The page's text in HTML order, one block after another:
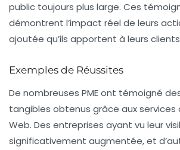
public toujours plus large. Ces
démontrent l’impact réel de leurs
ajoutée qu’ils apportent à leurs
Exemples de Réussites
De nombreuses PME ont témoigné
tangibles obtenus grâce aux services
Web. Des entreprises ayant vu leur
significativement augmentée, et